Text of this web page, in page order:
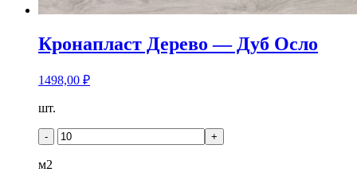
Кронапласт Дерево — Дуб Осло
1498,00 ₽
Количество
Кронапласт
-
шт.
- +
м2